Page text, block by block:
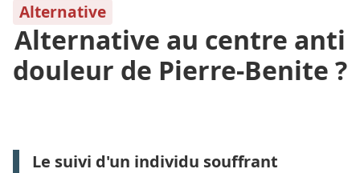
Alternative
Alternative au centre anti
douleur de Pierre-Benite ?
Le suivi d'un individu souffrant